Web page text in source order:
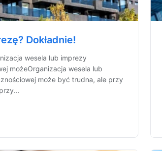
Dokładnie!
wesela lub imprezy
możeOrganizacja wesela lub
może być trudna, ale przy